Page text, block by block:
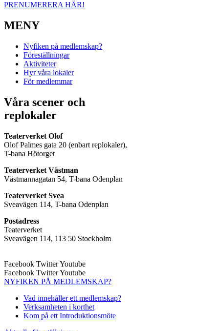
PRENUMERERA HÄR!
MENY
Nyfiken på medlemskap?
Föreställningar
Aktiviteter
Hyr våra lokaler
För medlemmar
Våra scener och
replokaler
Teaterverket Olof
Olof Palmes gata 20 (enbart replokaler),
T-bana Hötorget
Teaterverket Västman
Västmannagatan 54, T-bana Odenplan
Teaterverket Svea
Sveavägen 114, T-bana Odenplan
Postadress
Teaterverket
Sveavägen 114, 113 50 Stockholm
Facebook TwitterYoutube
Facebook TwitterYoutube
NYFIKEN PÅ MEDLEMSKAP?
Vad innehåller ett medlemskap?
Verksamheten i korthet
Kom på ett Introduktionsmöte